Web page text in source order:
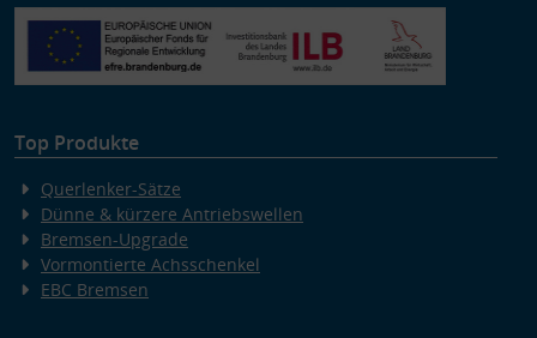
Top Produkte
Querlenker-Sätze
Dünne & kürzere Antriebswellen
Bremsen-Upgrade
Vormontierte Achsschenkel
EBC Bremsen
Verwendung von Profilen zur Auswahl personalisierter Inhalte
Messung der Werbeleistung
Messung der Performance von Inhalten
Analyse von Zielgruppen durch Statistiken oder Kombinationen
von Daten aus verschiedenen Quellen
Besondere Features:
Verwendung genauer Standortdaten
Endgeräteeigenschaften zur Identifikation aktiv abfragen